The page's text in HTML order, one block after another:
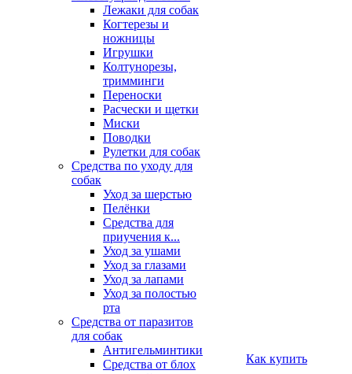
Лежаки для собак
Когтерезы и
ножницы
Игрушки
Колтунорезы,
тримминги
Переноски
Расчески и щетки
Миски
Поводки
Рулетки для собак
Средства по уходу для
собак
Уход за шерстью
Пелёнки
Средства для
приучения к...
Уход за ушами
Уход за глазами
Уход за лапами
Уход за полостью
рта
Средства от паразитов
для собак
Антигельминтики
Средства от блох
Как купить